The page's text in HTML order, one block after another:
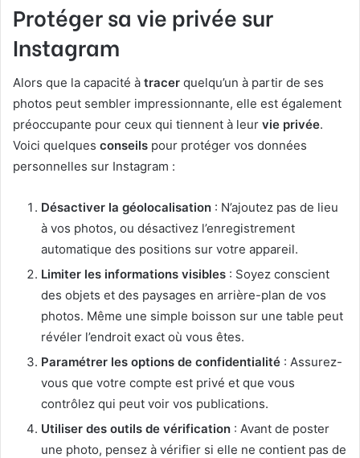
Protéger sa vie privée sur
Instagram
Alors que la capacité à tracer quelqu’un à partir de ses
photos peut sembler impressionnante, elle est également
préoccupante pour ceux qui tiennent à leur vie privée.
Voici quelques conseils pour protéger vos données
personnelles sur Instagram :
Désactiver la géolocalisation : N’ajoutez pas de lieu
à vos photos, ou désactivez l’enregistrement
automatique des positions sur votre appareil.
Limiter les informations visibles : Soyez conscient
des objets et des paysages en arrière-plan de vos
photos. Même une simple boisson sur une table peut
révéler l’endroit exact où vous êtes.
Paramétrer les options de confidentialité : Assurez-
vous que votre compte est privé et que vous
contrôlez qui peut voir vos publications.
Utiliser des outils de vérification : Avant de poster
une photo, pensez à vérifier si elle ne contient pas de